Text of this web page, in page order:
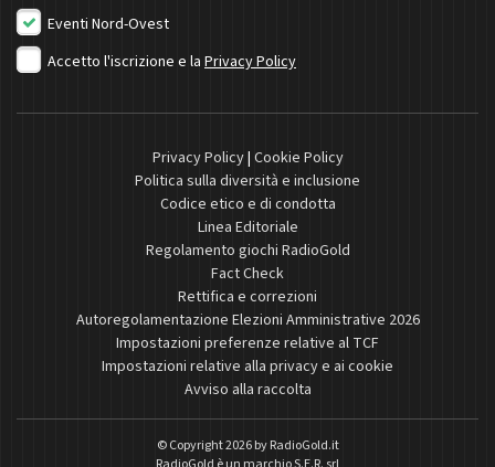
Eventi Nord-Ovest
Accetto l'iscrizione e la Privacy Policy
Privacy Policy| Cookie Policy
Politica sulla diversità e inclusione
Codice etico e di condotta
Linea Editoriale
Regolamento giochi RadioGold
Fact Check
Rettifica e correzioni
Autoregolamentazione Elezioni Amministrative 2026
Impostazioni preferenze relative al TCF
Impostazioni relative alla privacy e ai cookie
Avviso alla raccolta
© Copyright 2026 byRadioGold.it